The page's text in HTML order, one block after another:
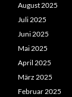
August 2025
Juli 2025
Juni 2025
Mai 2025
April 2025
März 2025
Februar 2025